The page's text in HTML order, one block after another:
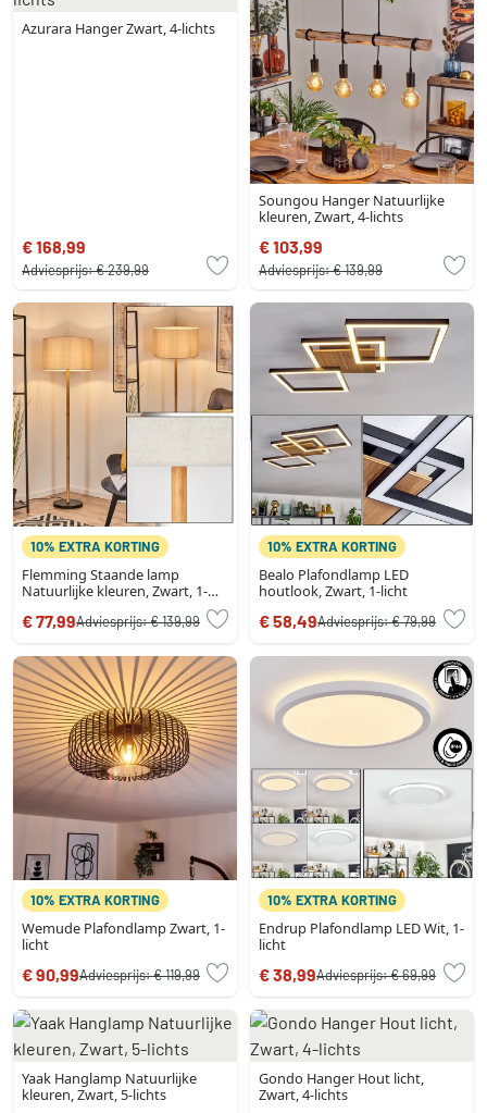
Azurara Hanger Zwart, 4-lichts
€ 168,99
Adviesprijs:€ 239,99
Soungou Hanger Natuurlijke
kleuren, Zwart, 4-lichts
€ 103,99
Adviesprijs:€ 139,99
10% EXTRA KORTING
Flemming Staande lamp
Natuurlijke kleuren, Zwart, 1-
€ 77,99Adviesprijs:€ 139,99
10% EXTRA KORTING
Bealo Plafondlamp LED
houtlook, Zwart, 1-licht
€ 58,49Adviesprijs:€ 79,99
10% EXTRA KORTING
Wemude Plafondlamp Zwart, 1-
licht
€ 90,99Adviesprijs:€ 119,99
10% EXTRA KORTING
Endrup Plafondlamp LED Wit, 1-
licht
€ 38,99Adviesprijs:€ 69,99
Yaak Hanglamp Natuurlijke
kleuren, Zwart, 5-lichts
Gondo Hanger Hout licht,
Zwart, 4-lichts